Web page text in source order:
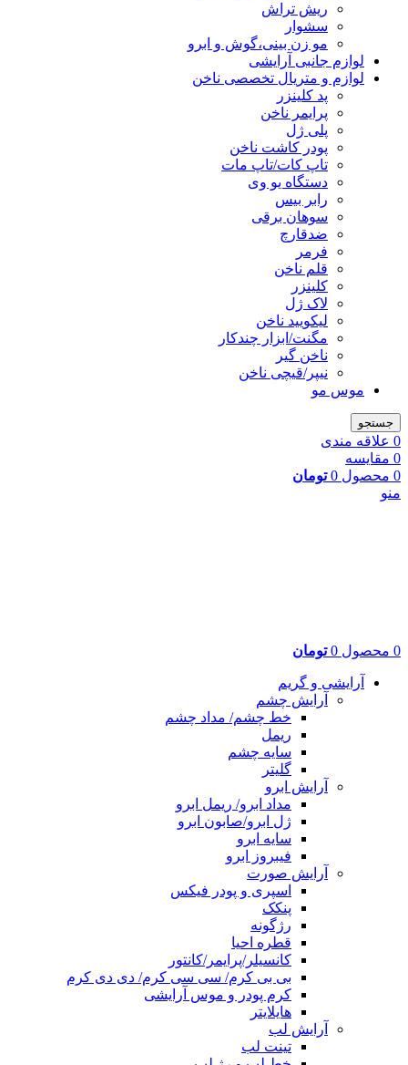
ریش تراش
سشوار
مو زن بینی،گوش و ابرو
لوازم جانبی آرایشی
لوازم و متریال تخصصی ناخن
پد کلینزر
پرایمر ناخن
پلی ژل
پودر کاشت ناخن
تاپ کات/تاپ مات
دستگاه یو وی
رابر بیس
سوهان برقی
ضدقارچ
فرمر
قلم ناخن
کلینزر
لاک ژل
لیکوييد ناخن
مگنت/ابزار چندکار
ناخن گیر
نیپر/قیچی ناخن
موس مو
جستجو
0 علاقه مندی
0 مقایسه
0 محصول 0 تومان
منو
0 محصول 0 تومان
آرایشی و گریم
آرایش چشم
خط چشم/ مداد چشم
ریمل
سایه چشم
گلیتر
آرایش ابرو
مداد ابرو/ ریمل ابرو
ژل ابرو/صابون ابرو
سایه ابرو
فیبروز ابرو
آرایش صورت
اسپری و پودر فیکس
پنکک
رژگونه
قطره احیا
کانسیلر/پرایمر/کانتور
بی بی کرم/ سی سی کرم/ دی دی کرم
کرم پودر و موس آرایشی
هایلایتر
آرایش لب
تینت لب